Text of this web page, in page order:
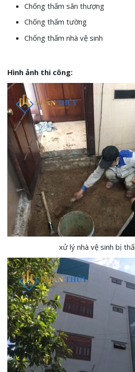
Chống thấm sân thượng
Chống thấm tường
Chống thấm nhà vệ sinh
Hình ảnh thi công:
xử lý nhà vệ sinh bị